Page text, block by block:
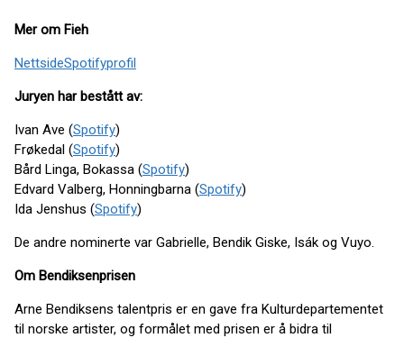
Mer om Fieh
NettsideSpotifyprofil
Juryen har bestått av:
Ivan Ave (Spotify)
Frøkedal (Spotify)
Bård Linga, Bokassa (Spotify)
Edvard Valberg, Honningbarna (Spotify)
Ida Jenshus (Spotify)
De andre nominerte var Gabrielle, Bendik Giske, Isák og Vuyo.
Om Bendiksenprisen
Arne Bendiksens talentpris er en gave fra Kulturdepartementet
til norske artister, og formålet med prisen er å bidra til